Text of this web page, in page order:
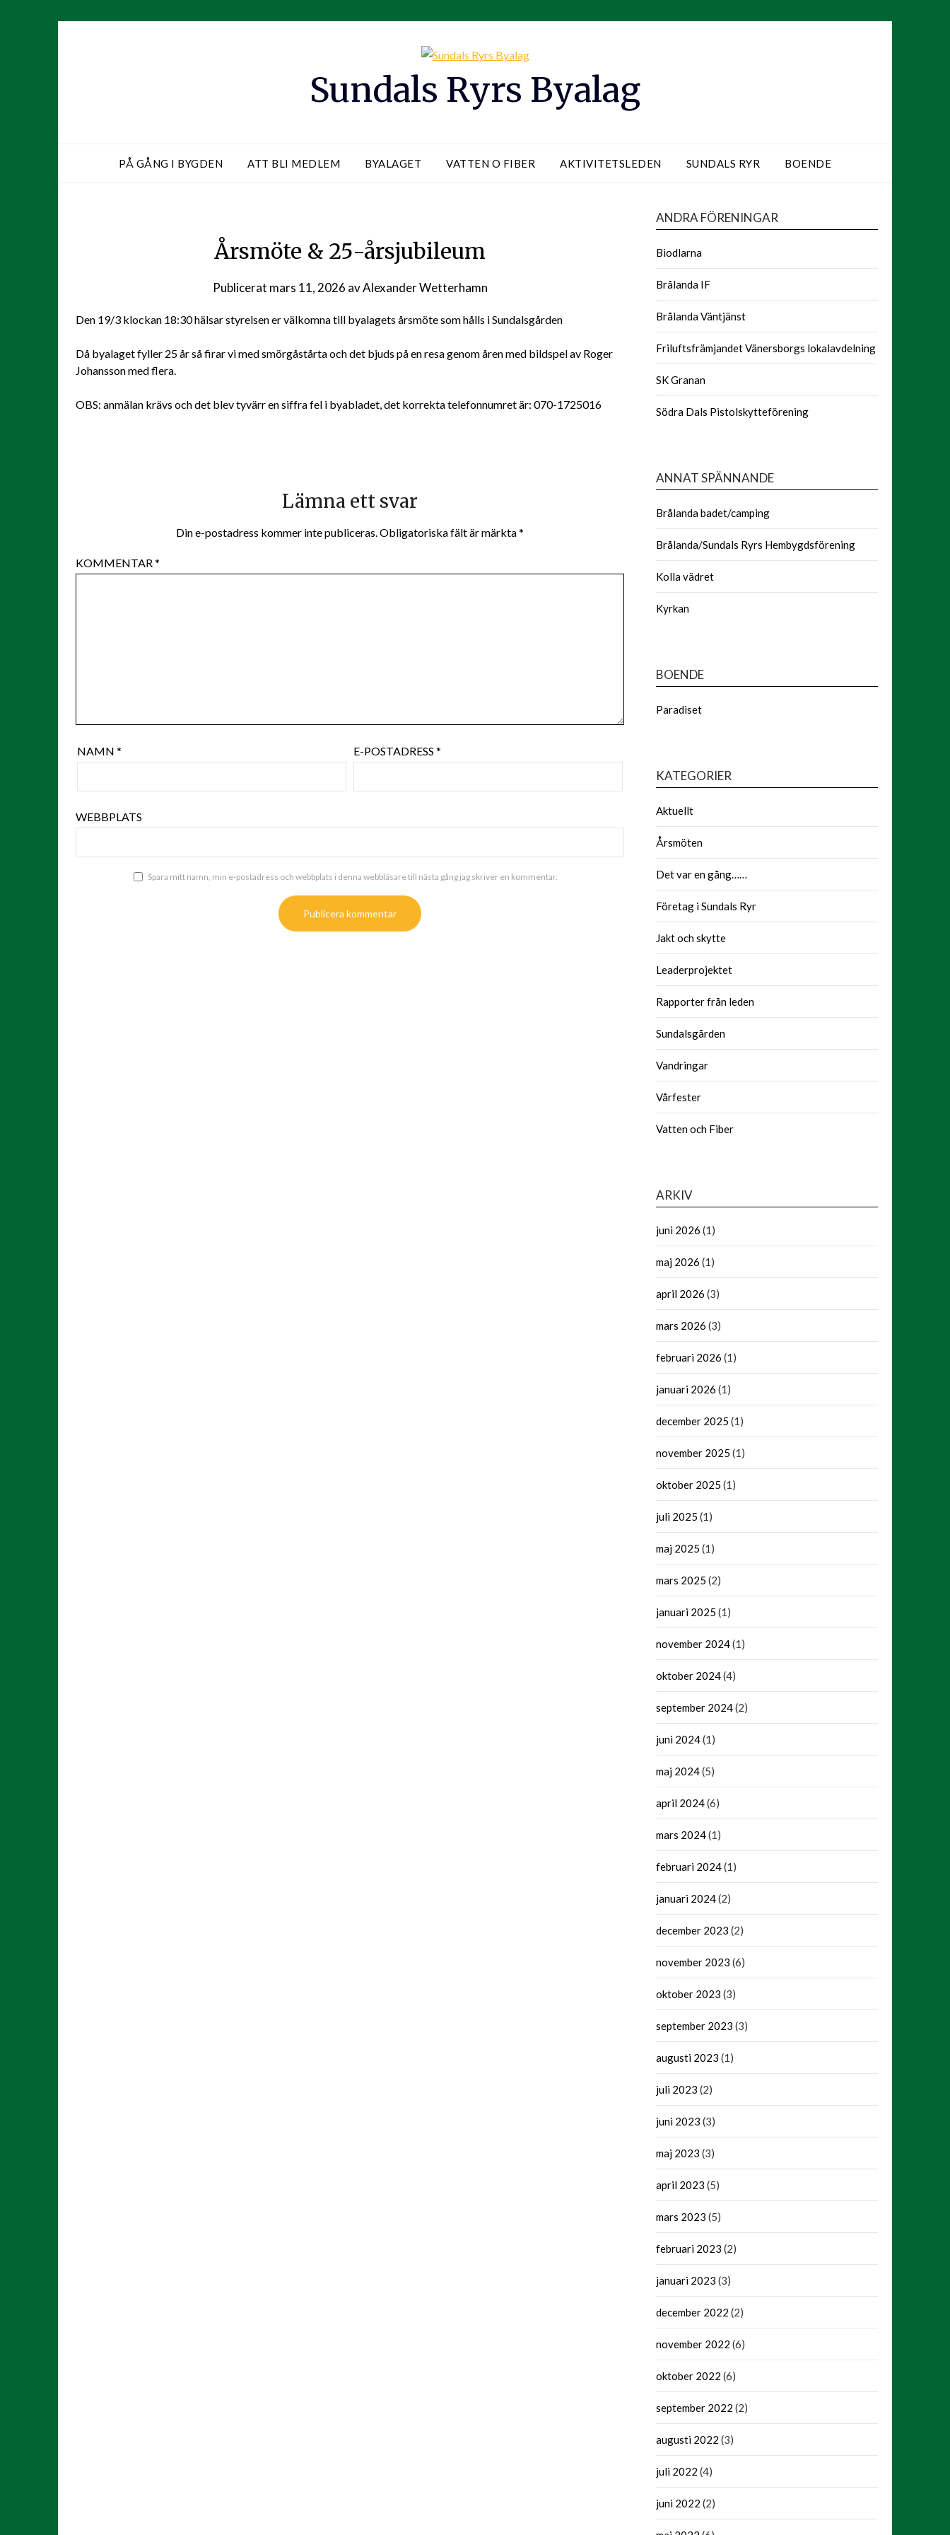
Sundals Ryrs Byalag
PÅ GÅNG I BYGDEN ATT BLI MEDLEM BYALAGET VATTEN O FIBER AKTIVITETSLEDEN SUNDALS RYR BOENDE
Årsmöte & 25-årsjubileum
Publicerat mars 11, 2026 avAlexander Wetterhamn
Den 19/3 klockan 18:30 hälsar styrelsen er välkomna till byalagets årsmöte som hålls i Sundalsgården
Då byalaget fyller 25 år så firar vi med smörgåstårta och det bjuds på en resa genom åren med bildspel av Roger
Johansson med flera.
OBS: anmälan krävs och det blev tyvärr en siffra fel i byabladet, det korrekta telefonnumret är: 070-1725016
Lämna ett svar
Din e-postadress kommer inte publiceras.Obligatoriska fält är märkta*
KOMMENTAR*
NAMN* E-POSTADRESS*
WEBBPLATS
Spara mitt namn, min e-postadress och webbplats i denna webbläsare till nästa gång jag skriver en kommentar.
ANDRA FÖRENINGAR
Biodlarna
Brålanda IF
Brålanda Väntjänst
Friluftsfrämjandet Vänersborgs lokalavdelning
SK Granan
Södra Dals Pistolskytteförening
ANNAT SPÄNNANDE
Brålanda badet/camping
Brålanda/Sundals Ryrs Hembygdsförening
Kolla vädret
Kyrkan
BOENDE
Paradiset
KATEGORIER
Aktuellt
Årsmöten
Det var en gång……
Företag i Sundals Ryr
Jakt och skytte
Leaderprojektet
Rapporter från leden
Sundalsgården
Vandringar
Vårfester
Vatten och Fiber
ARKIV
juni 2026 (1)
maj 2026 (1)
april 2026 (3)
mars 2026 (3)
februari 2026 (1)
januari 2026 (1)
december 2025 (1)
november 2025 (1)
oktober 2025 (1)
juli 2025 (1)
maj 2025 (1)
mars 2025 (2)
januari 2025 (1)
november 2024(1)
oktober 2024(4)
september 2024(2)
juni 2024(1)
maj 2024(5)
april 2024(6)
mars 2024(1)
februari 2024(1)
januari 2024(2)
december 2023 (2)
november 2023 (6)
oktober 2023 (3)
september 2023 (3)
augusti 2023 (1)
juli 2023 (2)
juni 2023 (3)
maj 2023 (3)
april 2023 (5)
mars 2023 (5)
februari 2023 (2)
januari 2023 (3)
december 2022 (2)
november 2022 (6)
oktober 2022 (6)
september 2022 (2)
augusti 2022 (3)
juli 2022 (4)
juni 2022 (2)